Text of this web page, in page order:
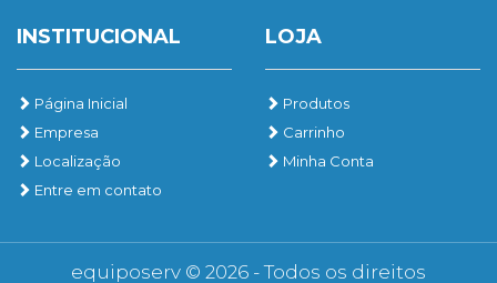
INSTITUCIONAL
Página Inicial
Empresa
Localização
Entre em contato
LOJA
Produtos
Carrinho
Minha Conta
equiposerv © 2026 - Todos os direitos